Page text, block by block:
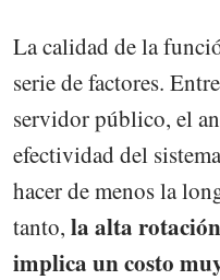
La calidad de la
serie de factores.
servidor público, el
efectividad del
hacer de menos la
tanto, la alta
implica un costo